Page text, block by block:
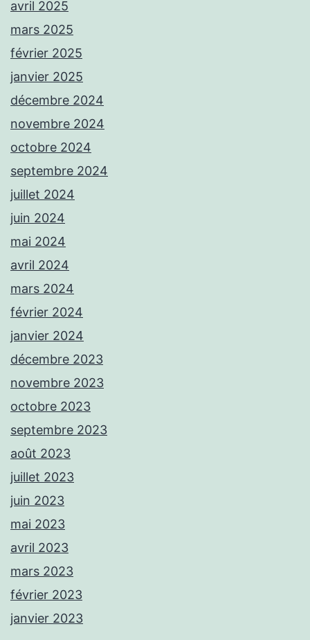
avril 2025
mars 2025
février 2025
janvier 2025
décembre 2024
novembre 2024
octobre 2024
septembre 2024
juillet 2024
juin 2024
mai 2024
avril 2024
mars 2024
février 2024
janvier 2024
décembre 2023
novembre 2023
octobre 2023
septembre 2023
août 2023
juillet 2023
juin 2023
mai 2023
avril 2023
mars 2023
février 2023
janvier 2023